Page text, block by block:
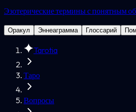
Эзотерические термины с понятным
Оракул Эннеаграмма Глоссарий
Tarotia
Таро
Вопросы